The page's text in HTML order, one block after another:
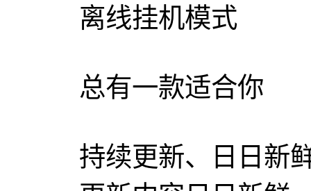
离线挂机模式
总有一款适合你
持续更新、日日新